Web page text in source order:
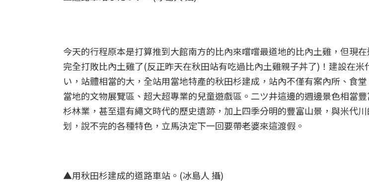
今天的行程原本是打算推到大館南方的比內來嚐嚐最道地的比內土雞，但現
完全打敗比內土雞了(反正昨天在秋田站有吃過比內土雞親子丼了)！建設在米
い，站體相當的大，全站用當地特產的秋田杉建成，站內不僅有案內所、食
當地的文物展覽區、超大超專業的兒童遊戲區。二ツ井這邊的週邊景色相當
杉林業，甚至還有繩文時代的歷史遺跡，加上四季分明的豐富山景，與米代
划，說不完的各種特色，立馬決定下一回要帶老婆來這渡假。
▲用秋田杉建成的道路車站。(冰島人 攝)